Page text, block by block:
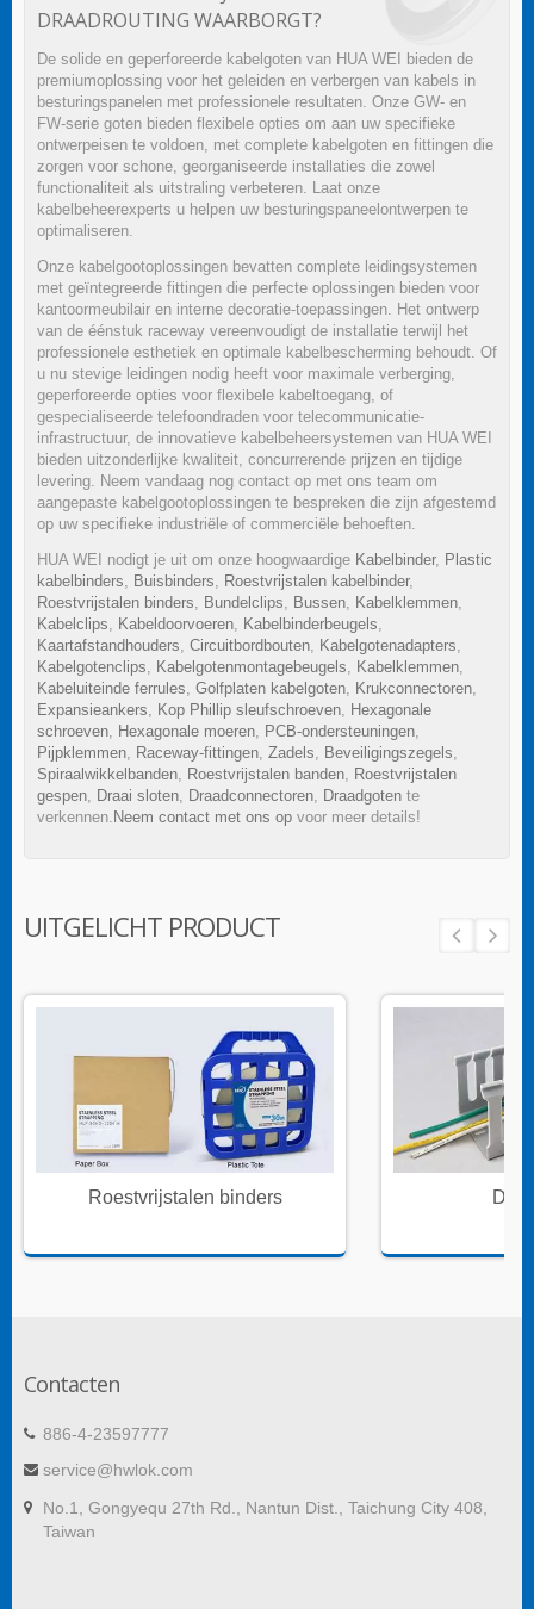
DRAADROUTING WAARBORGT?
De solide en geperforeerde kabelgoten van HUA WEI bieden de
premiumoplossing voor het geleiden en verbergen van kabels in
besturingspanelen met professionele resultaten. Onze GW- en
FW-serie goten bieden flexibele opties om aan uw specifieke
ontwerpeisen te voldoen, met complete kabelgoten en fittingen die
zorgen voor schone, georganiseerde installaties die zowel
functionaliteit als uitstraling verbeteren. Laat onze
kabelbeheerexperts u helpen uw besturingspaneelontwerpen te
optimaliseren.
Onze kabelgootoplossingen bevatten complete leidingsystemen
met geïntegreerde fittingen die perfecte oplossingen bieden voor
kantoormeubilair en interne decoratie-toepassingen. Het ontwerp
van de éénstuk raceway vereenvoudigt de installatie terwijl het
professionele esthetiek en optimale kabelbescherming behoudt. Of
u nu stevige leidingen nodig heeft voor maximale verberging,
geperforeerde opties voor flexibele kabeltoegang, of
gespecialiseerde telefoondraden voor telecommunicatie-
infrastructuur, de innovatieve kabelbeheersystemen van HUA WEI
bieden uitzonderlijke kwaliteit, concurrerende prijzen en tijdige
levering. Neem vandaag nog contact op met ons team om
aangepaste kabelgootoplossingen te bespreken die zijn afgestemd
op uw specifieke industriële of commerciële behoeften.
HUA WEI nodigt je uit om onze hoogwaardige Kabelbinder, Plastic
kabelbinders
Buisbinders Roestvrijstalen kabelbinder,
Roestvrijstalen binders
Bundelclips Bussen Kabelklemmen
Kabelclips
Kabeldoorvoeren Kabelbinderbeugels
Kaartafstandhouders Circuitbordbouten Kabelgotenadapters
Kabelgotenclips
Kabelgotenmontagebeugels Kabelklemmen
Kabeluiteinde ferrules Golfplaten kabelgoten Krukconnectoren
Expansieankers
Kop Phillip sleufschroeven
Hexagonale
schroeven
Hexagonale moeren PCB-ondersteuningen
Pijpklemmen
Raceway-fittingen Zadels Beveiligingszegels
Spiraalwikkelbanden
Roestvrijstalen banden
Roestvrijstalen
gespen
Draai sloten Draadconnectoren Draadgoten te
verkennen. Neem contact met ons op voor meer details!
UITGELICHT PRODUCT
Roestvrijstalen binders
Contacten
886-4-23597777
service@hwlok.com
No.1, Gongyequ 27th Rd., Nantun Dist., Taichung City 408,
Taiwan